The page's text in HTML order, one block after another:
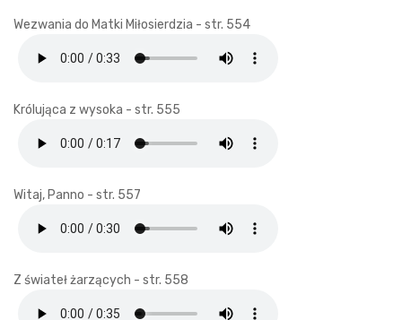
Wezwania do Matki Miłosierdzia - str. 554
Królująca z wysoka - str. 555
Witaj, Panno - str. 557
Z świateł żarzących - str. 558